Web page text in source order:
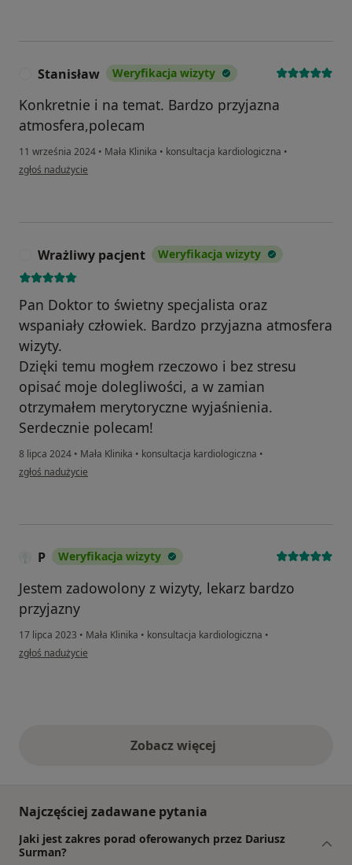
Stanisław Weryfikacja wizyty
Konkretnie i na temat. Bardzo przyjazna
atmosfera,polecam
11 września 2024 • Mała Klinika • konsultacja kardiologiczna •
w opinii użytkownika Stanisław
zgłoś nadużycie
Wrażliwy pacjent Weryfikacja wizyty
Pan Doktor to świetny specjalista oraz
wspaniały człowiek. Bardzo przyjazna atmosfera
wizyty.
Dzięki temu mogłem rzeczowo i bez stresu
opisać moje dolegliwości, a w zamian
otrzymałem merytoryczne wyjaśnienia.
Serdecznie polecam!
8 lipca 2024 • Mała Klinika • konsultacja kardiologiczna •
w opinii użytkownika Wrażliwy pacjent
zgłoś nadużycie
P Weryfikacja wizyty
Jestem zadowolony z wizyty, lekarz bardzo
przyjazny
17 lipca 2023 • Mała Klinika • konsultacja kardiologiczna •
w opinii użytkownika P
zgłoś nadużycie
Zobacz więcejopinie powyżej
Najczęściej zadawane pytania
Jaki jest zakres porad oferowanych przez Dariusz
Surman?